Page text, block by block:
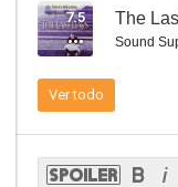
7.5 The
Sound
Ver todo